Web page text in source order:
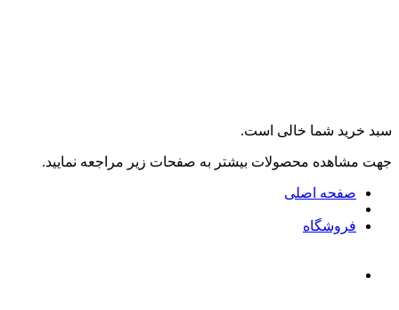
سبد خرید شما خالی است.
جهت مشاهده محصولات بیشتر به صفحات زیر مراجعه نمایید.
صفحه اصلی
فروشگاه